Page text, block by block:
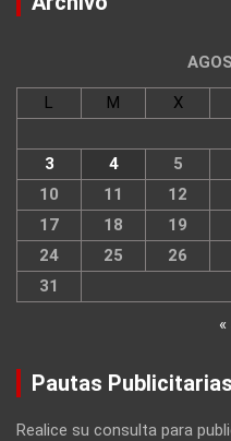
L M X
3
4 5
10
11 12
17
18 19
24
25 26
31
Pautas Publicitarias
Realice su consulta para